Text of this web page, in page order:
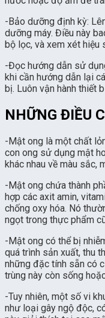
-Bảo dưỡng định kỳ:
dưỡng máy. Điều này
bộ lọc, và xem xét hiệu
-Đọc hướng dẫn sử
khi cần hướng dẫn lại
bị. Luôn vận hành thiết
NHỮNG ĐIỀU
-Mật ong là một chất
con ong sử dụng mật
khác nhau về màu sắc,
-Mật ong chứa thành
hợp các axit amin,
chống oxy hóa. Nó
ngọt trong thực phẩm
-Mật ong có thể bị
quá trình sản xuất, thu
những đặc tính sẵn có
trùng này còn sống
-Tuy nhiên, một số vi
như loại gây ngộ độc,